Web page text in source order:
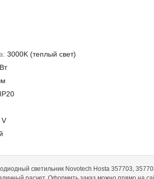
3000K (теплый свет)
IP20
V
светильник Novotech Hosta 357703,